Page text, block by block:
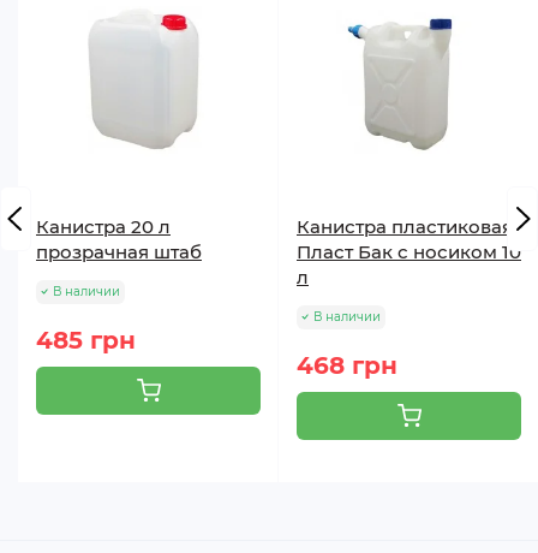
Канистра 20 л
прозрачная штаб
В наличии
485 грн
Канистра пластиковая
Пласт Бак с носиком 10
л
В наличии
468 грн